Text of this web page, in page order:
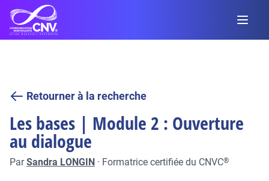
Retourner à la recherche
Les bases | Module 2 : Ouverture
au dialogue
ParSandra LONGIN · Formatrice certifiée du CNVC®